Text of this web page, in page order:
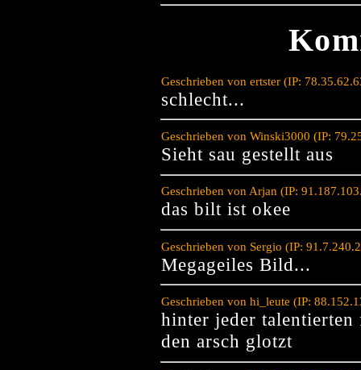
Geschrieben von ertster (IP:
schlecht...
Geschrieben von Winski3000 (IP:
Sieht sau gestellt aus
Geschrieben von Arjan (IP:
das bilt ist okee
Geschrieben von Sergio (IP:
Megageiles Bild...
Geschrieben von hi_leute (IP:
hinter jeder
den arsch glotzt